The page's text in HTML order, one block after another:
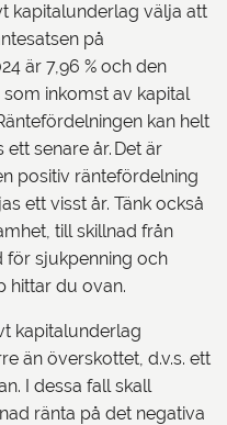
kapitalunderlag välja att
på
är 7,96 % och den
inkomst av kapital
kan helt
senare år. Det är
positiv räntefördelning
ett visst år. Tänk också
till skillnad från
för sjukpenning och
hittar du ovan.
kapitalunderlag
än överskottet, d.v.s. ett
I dessa fall skall
ränta på det negativa